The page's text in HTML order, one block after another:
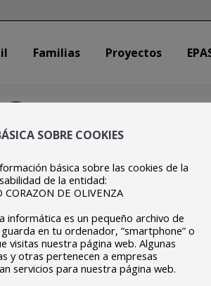
Familias Proyectos
Captura
Estás aquí:
Inicio Captura
SOBRE COOKIES
básica sobre las cookies de la
de la entidad:
CORAZON DE OLIVENZA
informática es un pequeño archivo de
en tu ordenador, “smartphone” o
visitas nuestra página web. Algunas
y otras pertenecen a empresas
servicios para nuestra página web.
Familias Proyectos